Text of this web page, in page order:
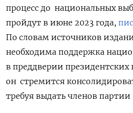
процесс до национальных
пройдут в июне 2023 года,
По словам источников
необходима поддержка
в преддверии
он стремится
требуя выдать членов партии